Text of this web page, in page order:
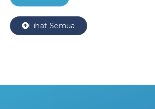
Lihat Semua